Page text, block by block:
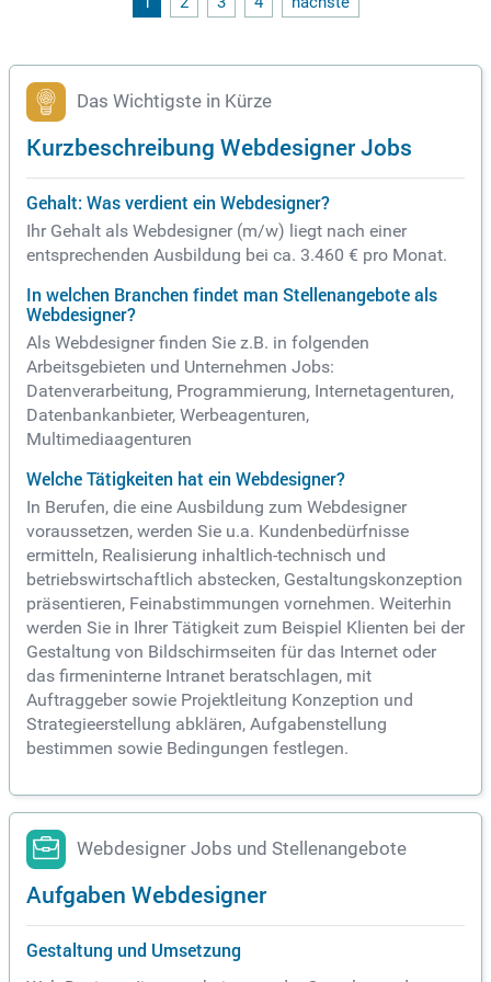
können Studierende den Bachelor-Abschluss innerhalb von
Das Wichtigste in Kürze
Kurzbeschreibung Webdesigner Jobs
Gehalt: Was verdient ein Webdesigner?
Ihr Gehalt als Webdesigner (m/w) liegt nach einer
entsprechenden Ausbildung bei ca. 3.460 € pro Monat.
In welchen Branchen findet man Stellenangebote als
Webdesigner?
Als Webdesigner finden Sie z.B. in folgenden
Arbeitsgebieten und Unternehmen Jobs:
Datenverarbeitung, Programmierung, Internetagenturen,
Datenbankanbieter, Werbeagenturen,
Multimediaagenturen
Welche Tätigkeiten hat ein Webdesigner?
In Berufen, die eine Ausbildung zum Webdesigner
voraussetzen, werden Sie u.a. Kundenbedürfnisse
ermitteln, Realisierung inhaltlich-technisch und
betriebswirtschaftlich abstecken, Gestaltungskonzeption
präsentieren, Feinabstimmungen vornehmen. Weiterhin
werden Sie in Ihrer Tätigkeit zum Beispiel Klienten bei der
Gestaltung von Bildschirmseiten für das Internet oder
das firmeninterne Intranet beratschlagen, mit
Auftraggeber sowie Projektleitung Konzeption und
Strategieerstellung abklären, Aufgabenstellung
bestimmen sowie Bedingungen festlegen.
Webdesigner Jobs und Stellenangebote
Aufgaben Webdesigner
Gestaltung und Umsetzung